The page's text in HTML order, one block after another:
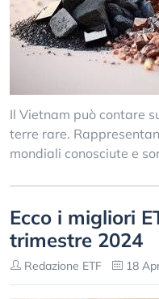
Il Vietnam può contare
terre rare.
mondiali conosciute e
Ecco i migliori
trimestre 2024
Redazione ETF 18